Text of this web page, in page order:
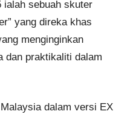
ialah sebuah skuter
yang direka khas
menginginkan
dan praktikaliti dalam
dalam versi EX